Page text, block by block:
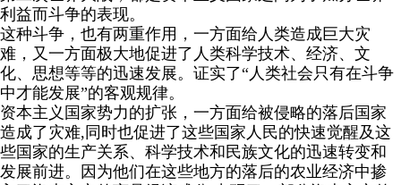
利益而斗争的表现。
这种斗争，也有两重作用，一方面给人类造成巨大灾
难，又一方面极大地促进了人类科学技术、经济、文
化、思想等等的迅速发展。证实了“人类社会只有在斗争
中才能发展”的客观规律。
资本主义国家势力的扩张，一方面给被侵略的落后国家
造成了灾难, 同时也促进了这些国家人民的快速觉醒及这
些国家的生产关系、科学技术和民族文化的迅速转变和
发展前进。因为他们在这些地方的落后的农业经济中掺